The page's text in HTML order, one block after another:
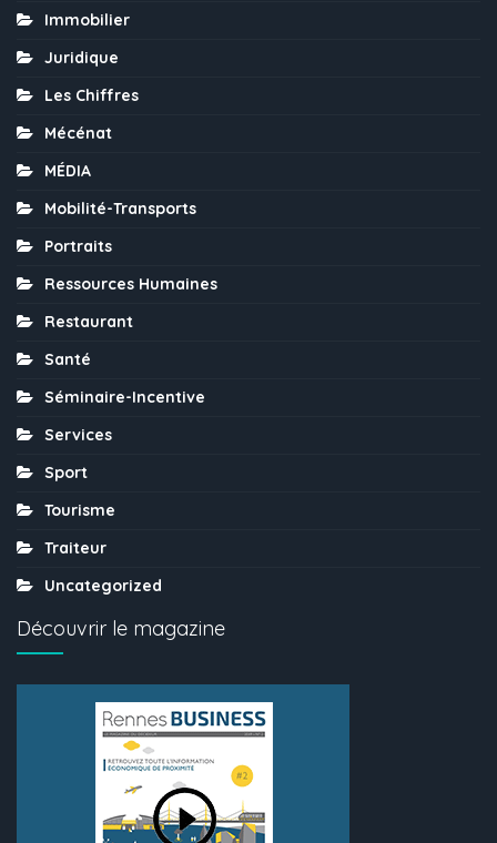
Immobilier
Juridique
Les Chiffres
Mécénat
MÉDIA
Mobilité-Transports
Portraits
Ressources Humaines
Restaurant
Santé
Séminaire-Incentive
Services
Sport
Tourisme
Traiteur
Uncategorized
Découvrir le magazine